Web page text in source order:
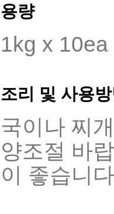
용량
1kg x 10ea
조리 및 사용방
국이나 찌
양조절 바
이 좋습니